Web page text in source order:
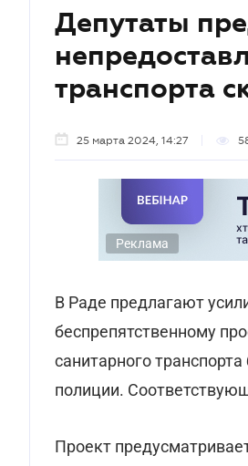
Депутаты
транспорта
25 марта 2024, 14:27
Реклама
В Раде предлагают
беспрепятственному
санитарного
полиции.
Проект